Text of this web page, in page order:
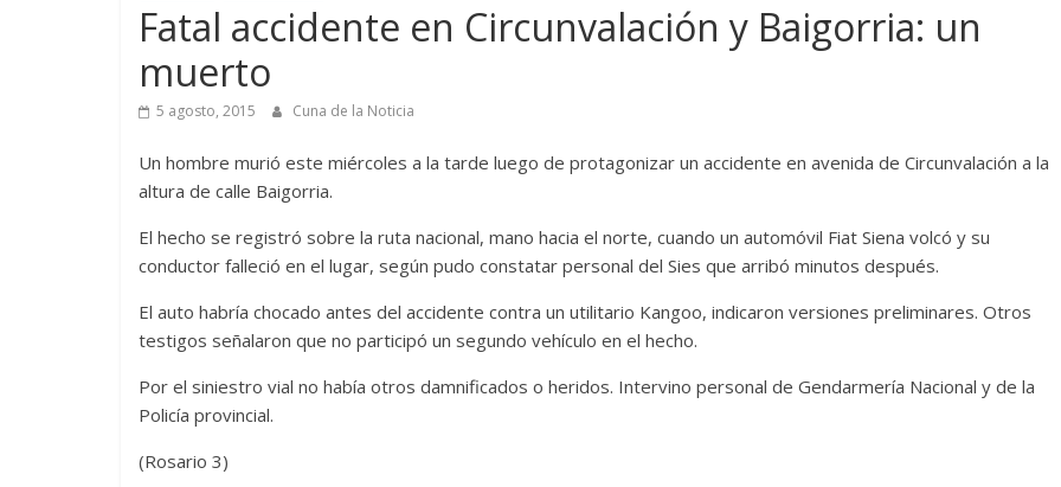
Fatal accidente en Circunvalación y Baigorria: un
muerto
5 agosto, 2015 Cuna de la Noticia
Un hombre murió este miércoles a la tarde luego de protagonizar un accidente en avenida de Circunvalación a la
altura de calle Baigorria.
El hecho se registró sobre la ruta nacional, mano hacia el norte, cuando un automóvil Fiat Siena volcó y su
conductor falleció en el lugar, según pudo constatar personal del Sies que arribó minutos después.
El auto habría chocado antes del accidente contra un utilitario Kangoo, indicaron versiones preliminares. Otros
testigos señalaron que no participó un segundo vehículo en el hecho.
Por el siniestro vial no había otros damnificados o heridos. Intervino personal de Gendarmería Nacional y de la
Policía provincial.
(Rosario 3)